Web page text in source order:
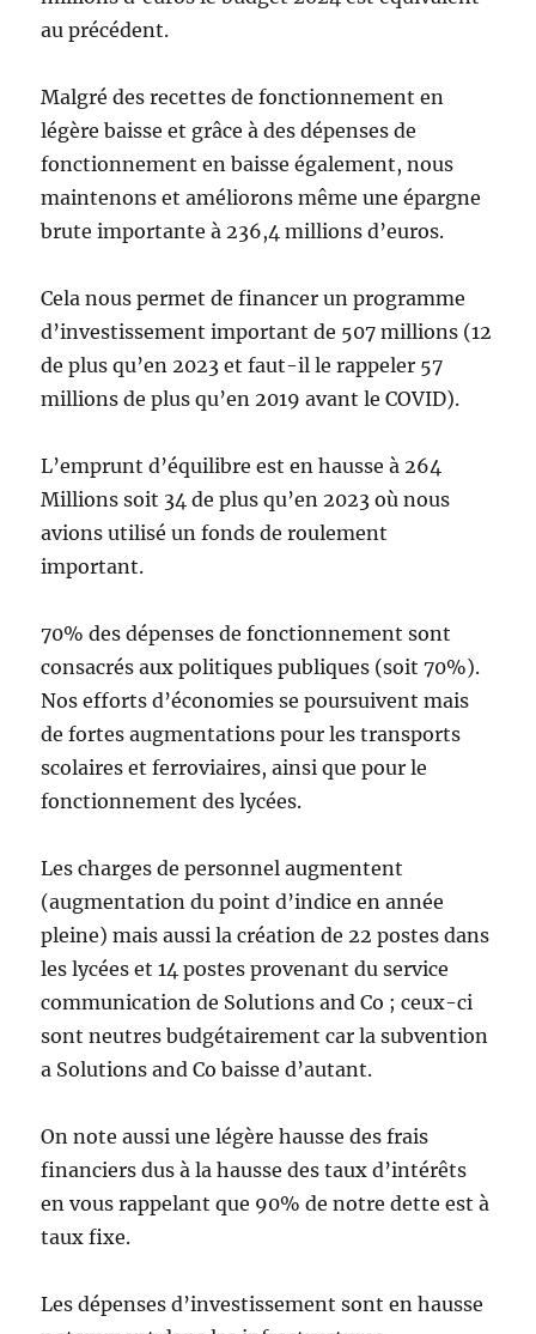
au précédent.
Malgré des recettes de fonctionnement en
légère baisse et grâce à des dépenses de
fonctionnement en baisse également, nous
maintenons et améliorons même une épargne
brute importante à 236,4 millions d’euros.
Cela nous permet de financer un programme
d’investissement important de 507 millions (12
de plus qu’en 2023 et faut-il le rappeler 57
millions de plus qu’en 2019 avant le COVID).
L’emprunt d’équilibre est en hausse à 264
Millions soit 34 de plus qu’en 2023 où nous
avions utilisé un fonds de roulement
important.
70% des dépenses de fonctionnement sont
consacrés aux politiques publiques (soit 70%).
Nos efforts d’économies se poursuivent mais
de fortes augmentations pour les transports
scolaires et ferroviaires, ainsi que pour le
fonctionnement des lycées.
Les charges de personnel augmentent
(augmentation du point d’indice en année
pleine) mais aussi la création de 22 postes dans
les lycées et 14 postes provenant du service
communication de Solutions and Co ; ceux-ci
sont neutres budgétairement car la subvention
a Solutions and Co baisse d’autant.
On note aussi une légère hausse des frais
financiers dus à la hausse des taux d’intérêts
en vous rappelant que 90% de notre dette est à
taux fixe.
Les dépenses d’investissement sont en hausse